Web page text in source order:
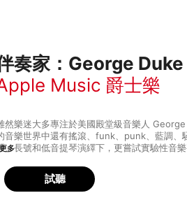
奏家：George Duke
Music 爵士樂
然樂迷大多專注於美國殿堂級音樂人
音樂世界中還有搖滾、funk、punk、藍調、
、長號和低音提琴演繹下，更嘗試實驗性音樂
他這種音樂的包容個性，為樂壇留下了極豐富的
更多
試聽